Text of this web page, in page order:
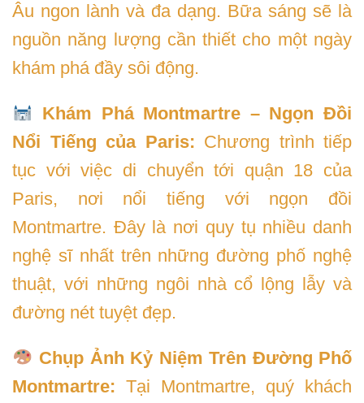
Âu ngon lành và đa dạng. Bữa sáng sẽ là
nguồn năng lượng cần thiết cho một ngày
khám phá đầy sôi động.
Khám Phá Montmartre – Ngọn Đồi
Nổi Tiếng của Paris: Chương trình tiếp
tục với việc di chuyển tới quận 18 của
Paris, nơi nổi tiếng với ngọn đồi
Montmartre. Đây là nơi quy tụ nhiều danh
nghệ sĩ nhất trên những đường phố nghệ
thuật, với những ngôi nhà cổ lộng lẫy và
đường nét tuyệt đẹp.
Chụp Ảnh Kỷ Niệm Trên Đường Phố
Montmartre: Tại Montmartre, quý khách